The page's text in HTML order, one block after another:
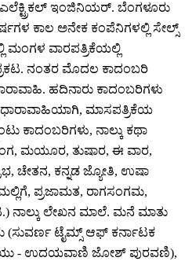
ಇಂಜಿನಿಯರ್. ಬೆಂಗಳೂರು
ಕಾಲ ಅನೇಕ ಕಂಪೆನಿಗಳಲ್ಲಿ ಸೇಲ್ಸ್
ಮಂಗಳ ವಾರಪತ್ರಿಕೆಯಲ್ಲಿ
ನಂತರ ಮೊದಲ ಕಾದಂಬರಿ
ಹದಿನಾರು ಕಾದಂಬರಿಗಳು
ಧಾರಾವಾಹಿಯಾಗಿ, ಮಾಸಪತ್ರಿಕೆಯ
ಕಾದಂಬರಿಗಳು, ನಾಲ್ಕು ಕಥಾ
ಮಯೂರ, ತುಷಾರ, ಈ ವಾರ,
ಚೇತನ, ಕನ್ನಡ ಜ್ಯೋತಿ, ಉಷಾ
ಪ್ರಜಾಮತ, ರಾಗಸಂಗಮ,
ನಾಲ್ಕು ಲೇಖನ ಮಾಲೆ. ಮನೆ ಮಾತು
ಟೈಮ್ಸ್ ಆಫ್ ಕರ್ನಾಟಕ
ಯು - ಉದಯವಾಣಿ ಜೋಶ್ ಪುರವಣಿ),